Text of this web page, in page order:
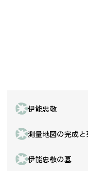
伊能忠敬
測量地図の完成
伊能忠敬の墓